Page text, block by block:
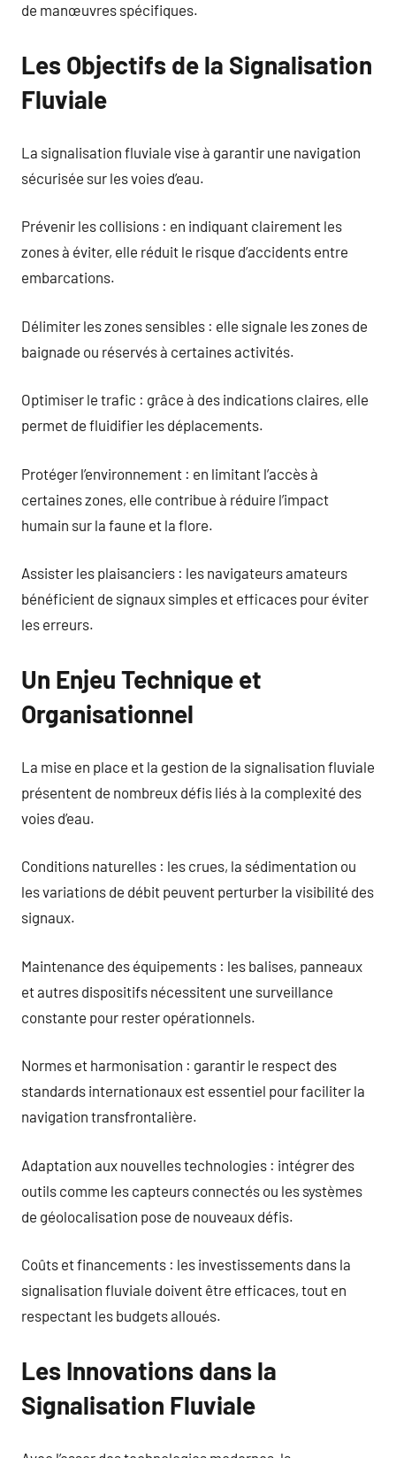
de manœuvres spécifiques.
Les Objectifs de la Signalisation
Fluviale
La signalisation fluviale vise à garantir une navigation
sécurisée sur les voies d’eau.
Prévenir les collisions : en indiquant clairement les
zones à éviter, elle réduit le risque d’accidents entre
embarcations.
Délimiter les zones sensibles : elle signale les zones de
baignade ou réservés à certaines activités.
Optimiser le trafic : grâce à des indications claires, elle
permet de fluidifier les déplacements.
Protéger l’environnement : en limitant l’accès à
certaines zones, elle contribue à réduire l’impact
humain sur la faune et la flore.
Assister les plaisanciers : les navigateurs amateurs
bénéficient de signaux simples et efficaces pour éviter
les erreurs.
Un Enjeu Technique et
Organisationnel
La mise en place et la gestion de la signalisation fluviale
présentent de nombreux défis liés à la complexité des
voies d’eau.
Conditions naturelles : les crues, la sédimentation ou
les variations de débit peuvent perturber la visibilité des
signaux.
Maintenance des équipements : les balises, panneaux
et autres dispositifs nécessitent une surveillance
constante pour rester opérationnels.
Normes et harmonisation : garantir le respect des
standards internationaux est essentiel pour faciliter la
navigation transfrontalière.
Adaptation aux nouvelles technologies : intégrer des
outils comme les capteurs connectés ou les systèmes
de géolocalisation pose de nouveaux défis.
Coûts et financements : les investissements dans la
signalisation fluviale doivent être efficaces, tout en
respectant les budgets alloués.
Les Innovations dans la
Signalisation Fluviale